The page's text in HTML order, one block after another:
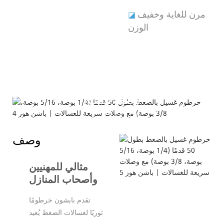
◪ مرن للغاية وخفيف
الوزن
وصف المنتج
---البنية والمواصفات---
وصف
مثالي للمهنيين
وأصحاب المنازل
تقدم بايشون خرطومًا
ثوريًا لغسالات الضغط يُعيد